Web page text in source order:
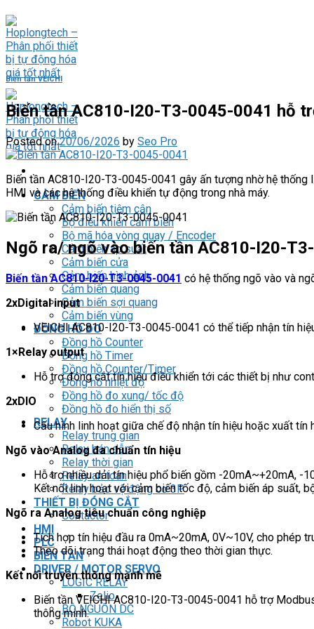
Skip
to
content
CẢM BIẾN
Cảm biến tiệm cận
Bộ điều khiển cảm biến
Bộ mã hóa vòng quay / Encoder
Cảm biến áp suất
Cảm biến cửa
Cảm biến hình ảnh
Cảm biến quang
Cảm biến sợi quang
Cảm biến vùng
ĐỒNG HỒ ĐO
Đồng hồ Counter
Đồng hồ Timer
Đồng hồ Counter/Timer
Đồng hồ nhiệt độ
Đồng hồ đo xung/ tốc độ
Đồng hồ đo hiển thị số
RELAY
Relay trung gian
Relay bán dẫn
Relay thời gian
Relay an toàn
Relay bảo vệ động cơ 3P
THIẾT BỊ ĐÓNG CẮT
Contactor
HMI
PLC
BIẾN TẦN
DRIVER / MOTOR SERVO
LOGIC RELAY
Zelio
BỘ NGUỒN DC
Robot KUKA
Biến tần VEICHI
Biến tần AC810-I20-T3-0045-0041 hỗ
Posted on20/06/2026 by Seo Pro
Biến tần AC810-I20-T3-0045-0041 gây ấn tượng nhờ hệ
HMI và các hệ thống điều khiển tự động trong nhà máy.
Ngõ ra/ ngõ vào biến tần AC810-I20-
Biến tần AC810-I20-T3-0045-0041 có hệ thống ngõ vào và
2xDigital input
VEICHI AC810-I20-T3-0045-0041 có thể tiếp nhận tín
1×Relay output
Hỗ trợ đóng cắt tín hiệu điều khiển tới các thiết bị như
2xDIO
Cấu hình linh hoạt giữa chế độ nhận tín hiệu hoặc xuất
Ngõ vào Analog đa chuẩn tín hiệu
Hỗ trợ nhiều dải tín hiệu phổ biến gồm -20mA~+20mA, -
Kết nối linh hoạt với cảm biến tốc độ, cảm biến áp suất,
Ngõ ra Analog tiêu chuẩn công nghiệp
Tích hợp tín hiệu đầu ra 0mA~20mA, 0V~10V, cho phép
Theo dõi trạng thái hoạt động theo thời gian thực.
Kết nối truyền thông mạnh mẽ
Biến tần VEICHI AC810-I20-T3-0045-0041 hỗ trợ
thông minh.